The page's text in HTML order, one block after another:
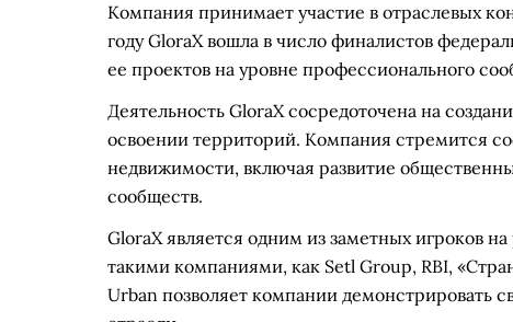
Компания принимает участие в отраслевых
году GloraX вошла в число финалистов
ее проектов на уровне профессионального
Деятельность GloraX сосредоточена на
освоении территорий. Компания стремится
недвижимости, включая развитие
сообществ.
GloraX является одним из заметных игроков
такими компаниями, как Setl Group, RBI,
Urban позволяет компании демонстрировать